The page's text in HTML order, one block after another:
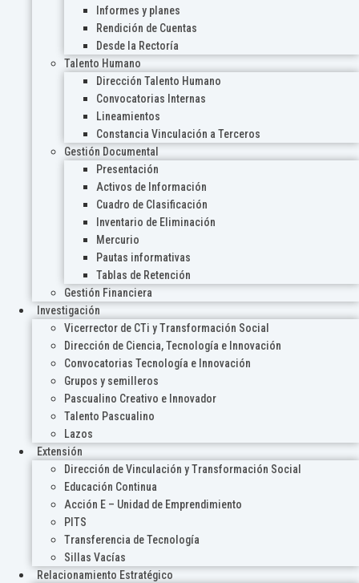
Informes y planes
Rendición de Cuentas
Desde la Rectoría
Talento Humano
Dirección Talento Humano
Convocatorias Internas
Lineamientos
Constancia Vinculación a Terceros
Gestión Documental
Presentación
Activos de Información
Cuadro de Clasificación
Inventario de Eliminación
Mercurio
Pautas informativas
Tablas de Retención
Gestión Financiera
Investigación
Vicerrector de CTi y Transformación Social
Dirección de Ciencia, Tecnología e Innovación
Convocatorias Tecnología e Innovación
Grupos y semilleros
Pascualino Creativo e Innovador
Talento Pascualino
Lazos
Extensión
Dirección de Vinculación y Transformación Social
Educación Continua
Acción E – Unidad de Emprendimiento
PITS
Transferencia de Tecnología
Sillas Vacías
Relacionamiento Estratégico